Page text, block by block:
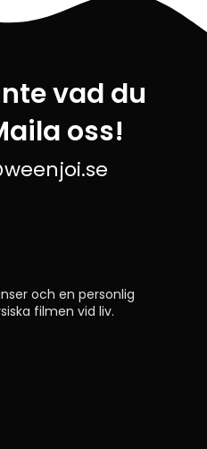
vad du
oss!
och en personlig
filmen vid liv.